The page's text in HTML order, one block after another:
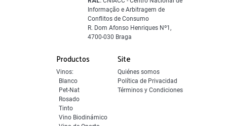
Productos
Vinos:
Blanco
Pet-Nat
Rosado
Tinto
Vino Biodinámico
Site
Quiénes somos
Política de Privacidad
Términos y Condiciones
Informação e Arbitragem de
Conflitos de Consumo
R. Dom Afonso Henriques Nº1,
4700-030 Braga